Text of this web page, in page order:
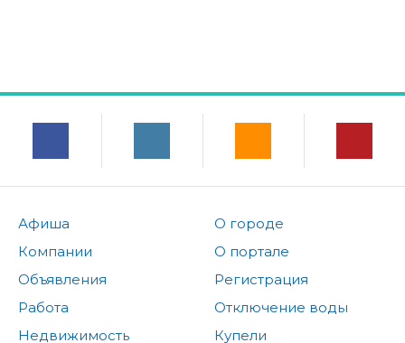
Афиша
Компании
Объявления
Работа
Недвижимость
О городе
О портале
Регистрация
Отключение воды
Купели